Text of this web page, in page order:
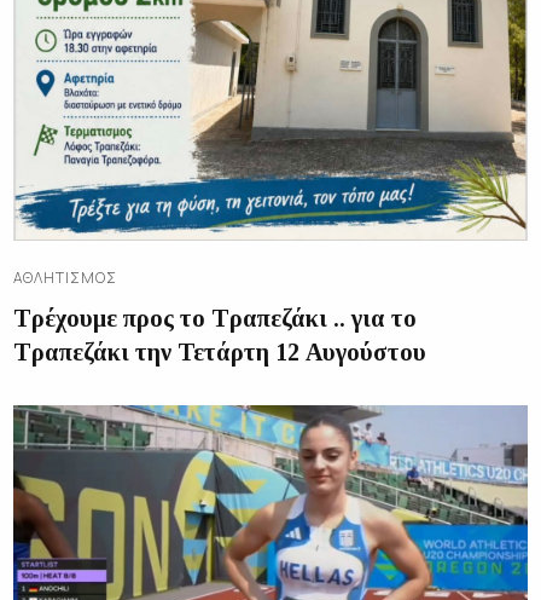
ΑΘΛΗΤΙΣΜΌΣ
Τρέχουμε προς το Τραπεζάκι .. για το
Τραπεζάκι την Τετάρτη 12 Αυγούστου